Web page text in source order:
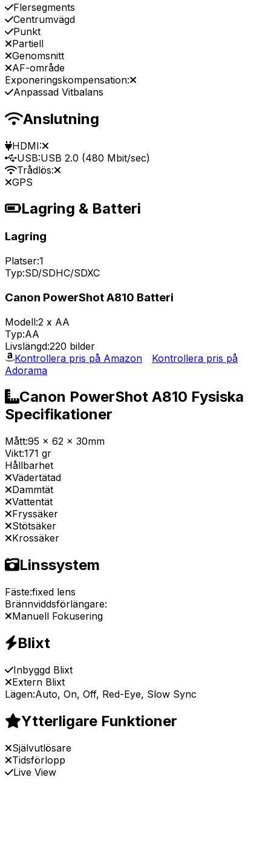
Flersegments
Centrumvägd
Punkt
Partiell
Genomsnitt
AF-område
Exponeringskompensation:
Anpassad Vitbalans
Anslutning
HDMI:
USB:USB 2.0 (480 Mbit/sec)
Trådlös:
GPS
Lagring & Batteri
Lagring
Platser:1
Typ:SD/SDHC/SDXC
Canon PowerShot A810 Batteri
Modell:2 x AA
Typ:AA
Livslängd:220 bilder
Kontrollera pris på Amazon
Kontrollera pris på
Adorama
Canon PowerShot A810 Fysiska
Specifikationer
Mått:95 x 62 x 30mm
Vikt:171 gr
Hållbarhet
Vädertätad
Dammtät
Vattentät
Fryssäker
Stötsäker
Krossäker
Linssystem
Fäste:fixed lens
Brännviddsförlängare:
Manuell Fokusering
Blixt
Inbyggd Blixt
Extern Blixt
Lägen:Auto, On, Off, Red-Eye, Slow Sync
Ytterligare Funktioner
Självutlösare
Tidsförlopp
Live View